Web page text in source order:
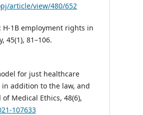
article/view/480/652
H-1B employment rights in
45(1), 81–106.
for just healthcare
addition to the law, and
Medical Ethics, 48(6),
107633